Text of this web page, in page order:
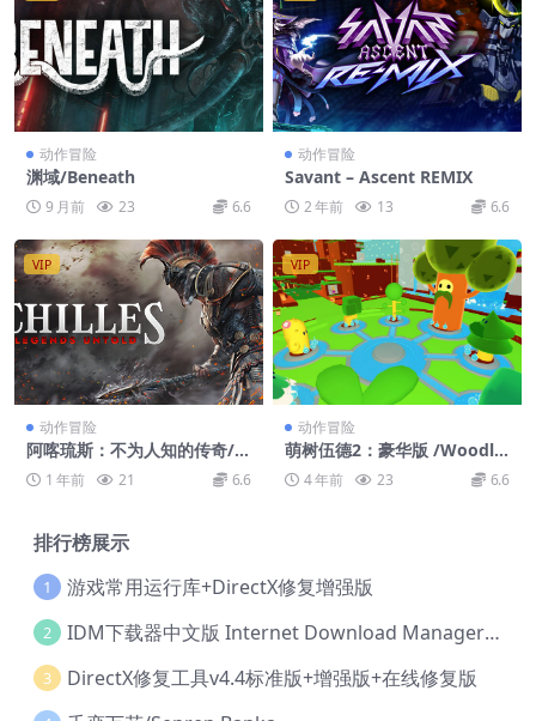
动作冒险
渊域/Beneath
9 月前 23 6.6
动作冒险
Savant – Ascent REMIX
2 年前 13 6.6
VIP
动作冒险
阿喀琉斯：不为人知的传奇/A
chilles: Legends Untold
1 年前 21 6.6
VIP
动作冒险
萌树伍德2：豪华版 /Woodle
Tree 2: Deluxe Plus
4 年前 23 6.6
排行榜展示
1 游戏常用运行库+DirectX修复增强版
2 IDM下载器中文版 Internet Download Manager v6.42.36 IDM
3 DirectX修复工具v4.4标准版+增强版+在线修复版